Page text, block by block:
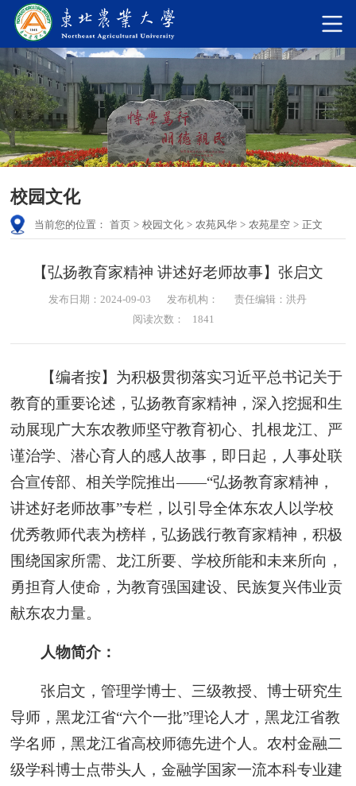
校园文化
当前您的位置： 首页 > 校园文化 > 农苑风华 > 农苑星空 > 正文
【弘扬教育家精神 讲述好老师故事】张启文
发布日期：2024-09-03 发布机构：
责任编辑：洪丹
阅读次数：
1841
【编者按】为积极贯彻落实习近平总书记关于
教育的重要论述，弘扬教育家精神，深入挖掘和生
动展现广大东农教师坚守教育初心、扎根龙江、严
谨治学、潜心育人的感人故事，即日起，人事处联
合宣传部、相关学院推出——“弘扬教育家精神，
讲述好老师故事”专栏，以引导全体东农人以学校
优秀教师代表为榜样，弘扬践行教育家精神，积极
围绕国家所需、龙江所要、学校所能和未来所向，
勇担育人使命，为教育强国建设、民族复兴伟业贡
献东农力量。
人物简介：
张启文，管理学博士、三级教授、博士研究生
导师，黑龙江省“六个一批”理论人才，黑龙江省教
学名师，黑龙江省高校师德先进个人。农村金融二
级学科博士点带头人，金融学国家一流本科专业建